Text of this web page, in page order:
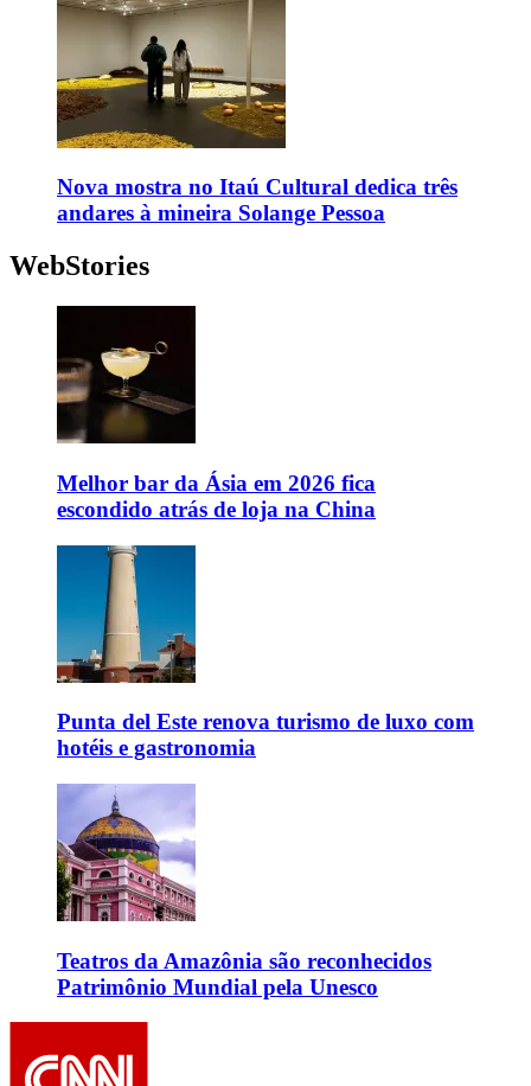
Nova mostra no Itaú Cultural dedica três
andares à mineira Solange Pessoa
WebStories
Melhor bar da Ásia em 2026 fica
escondido atrás de loja na China
Punta del Este renova turismo de luxo com
hotéis e gastronomia
Teatros da Amazônia são reconhecidos
Patrimônio Mundial pela Unesco